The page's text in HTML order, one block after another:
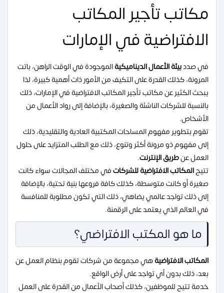
مكاتب تأجير المكاتب
الافتراضية في الإمارات
في صددبيئة الأعمال الديناميكيةالموجودة في الوقت الراهن، باتت
المرونة، كذلك القدرة على التكيف من الأمور ذات أهمية كبيرة، لذا
يبحث الكثير عن مكاتب تأجير المكاتب الافتراضية في الإمارات، ذلك
بالنسبة للشركات الناشئة والصغيرة، بالإضافة إلى رواد الأعمال من
الأشخاص.
تقوم بتطوير مفهوم المساحات المكتبية العادية والتقليدية، ذلك
إلى مفهوم ذو مرونة أكثر وتنوع، ذلك مع الطلب المتزايد على حلول
العمل عنطريق الإنترنت.
تتيحالمكاتب الافتراضية للشركاتفي مختلف المجالات سواء كانت
صغيرة أو كانت متوسطة، كذلك كافة فروعها بنية تحتية، بالإضافة
إلى ذلك تواجد عالمي يضاهي، ذلك التي تكون مطلوبة للمنافسة
في العالم الذي يعتمد على الرقمنة.
ما هو المكتب الافتراضي؟
المكاتب الافتراضيةهي مجموعة من شركات تقوم بنظام العمل عن
بعد، ذلك بدون أي تواجد على أرض الواقع.
خدمة تتيح للموظفين، كذلك أصحاب الأعمال من القدرة على العمل